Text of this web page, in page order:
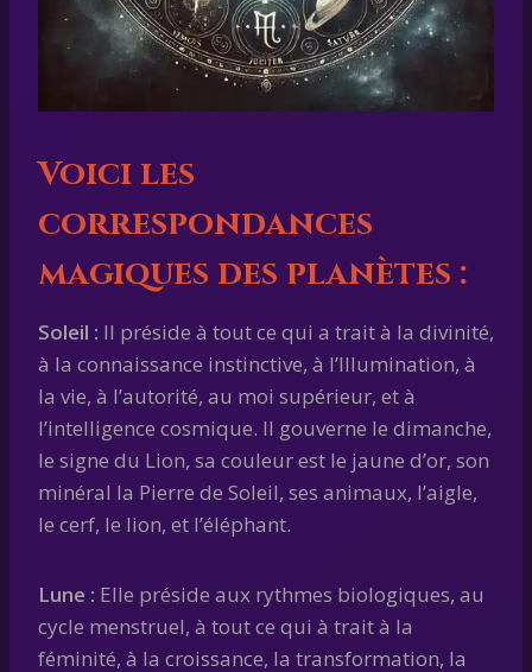
Voici les
correspondances
magiques des planètes :
Soleil : Il préside à tout ce qui a trait à la divinité,
à la connaissance instinctive, à l’Illumination, à
la vie, à l’autorité, au moi supérieur, et à
l’intelligence cosmique. Il gouverne le dimanche,
le signe du Lion, sa couleur est le jaune d’or, son
minéral la Pierre de Soleil, ses animaux, l’aigle,
le cerf, le lion, et l’éléphant.
Lune : Elle préside aux rythmes biologiques, au
cycle menstruel, à tout ce qui à trait à la
féminité, à la croissance, la transformation, la